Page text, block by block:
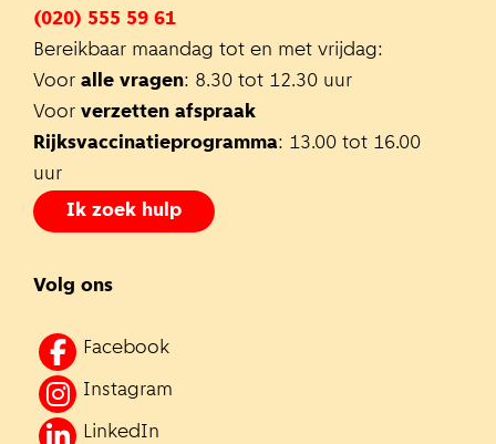
(020) 555 59 61
Bereikbaar maandag tot en met vrijdag:
Voor alle vragen: 8.30 tot 12.30 uur
Voor verzetten afspraak
Rijksvaccinatieprogramma: 13.00 tot 16.00
uur
Ik zoek hulp
Volg ons
Facebook
Instagram
LinkedIn